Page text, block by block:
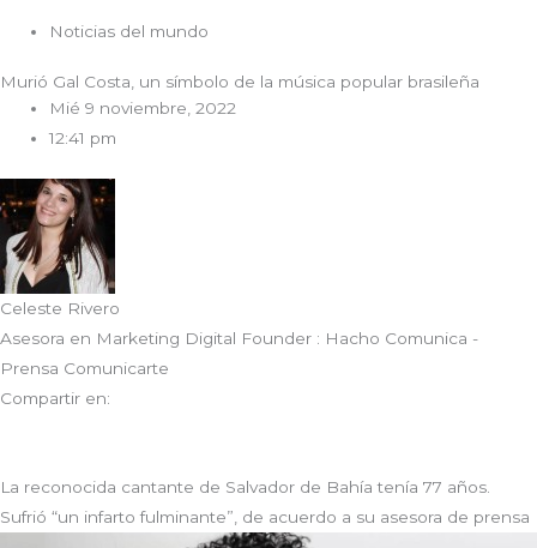
Noticias del mundo
Murió Gal Costa, un símbolo de la música popular brasileña
Mié 9 noviembre, 2022
12:41 pm
Celeste Rivero
Asesora en Marketing Digital Founder : Hacho Comunica -
Prensa Comunicarte
Compartir en:
La reconocida cantante de Salvador de Bahía tenía 77 años.
Sufrió “un infarto fulminante”, de acuerdo a su asesora de prensa